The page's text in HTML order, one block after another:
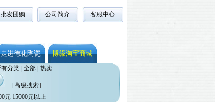
批发团购 公司简介 客服中心
走进德化陶瓷 博缘淘宝商城
有分类| 全部| 热卖
[高级搜索]
元 15000元以上